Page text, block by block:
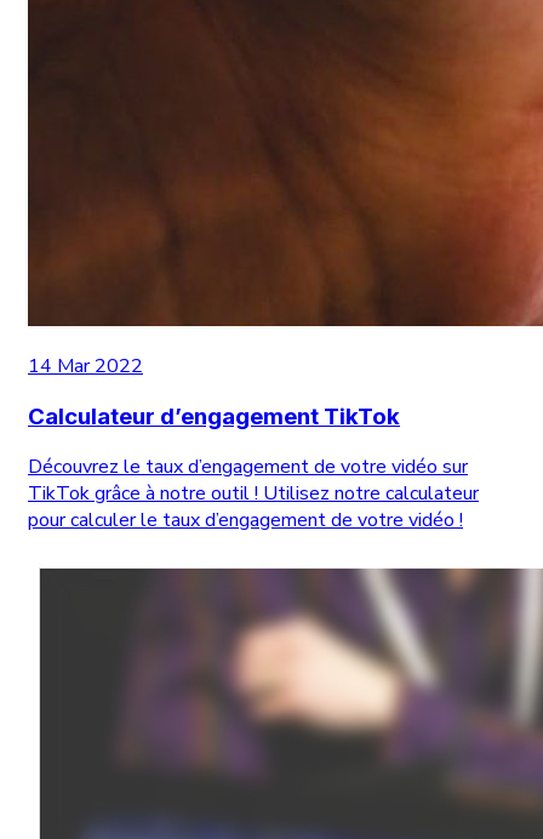
14 Mar 2022
Calculateur d’engagement TikTok
Découvrez le taux d’engagement de votre vidéo sur
TikTok grâce à notre outil ! Utilisez notre calculateur
pour calculer le taux d’engagement de votre vidéo !